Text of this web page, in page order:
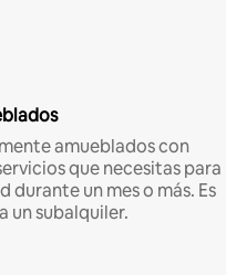
amueblados con
que necesitas para
durante un mes o más. Es
un subalquiler.